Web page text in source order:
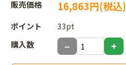
販売価格
16,863円(税込)
ポイント
33pt
購入数